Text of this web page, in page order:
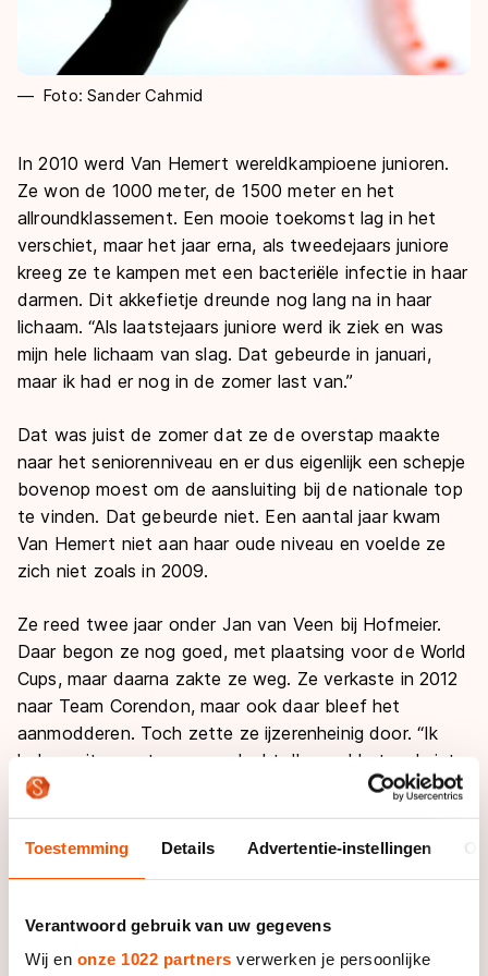
Toestemming Details Advertentie-instellingen
Verantwoord gebruik van uw gegevens
Wij en onze 1022 partners verwerken je persoonlijke
Foto: Sander Cahmid
In 2010 werd Van Hemert wereldkampioene junioren.
Ze won de 1000 meter, de 1500 meter en het
allroundklassement. Een mooie toekomst lag in het
verschiet, maar het jaar erna, als tweedejaars juniore
kreeg ze te kampen met een bacteriële infectie in haar
darmen. Dit akkefietje dreunde nog lang na in haar
lichaam. “Als laatstejaars juniore werd ik ziek en was
mijn hele lichaam van slag. Dat gebeurde in januari,
maar ik had er nog in de zomer last van.”
Dat was juist de zomer dat ze de overstap maakte
naar het seniorenniveau en er dus eigenlijk een schepje
bovenop moest om de aansluiting bij de nationale top
te vinden. Dat gebeurde niet. Een aantal jaar kwam
Van Hemert niet aan haar oude niveau en voelde ze
zich niet zoals in 2009.
Ze reed twee jaar onder Jan van Veen bij Hofmeier.
Daar begon ze nog goed, met plaatsing voor de World
Cups, maar daarna zakte ze weg. Ze verkaste in 2012
naar Team Corendon, maar ook daar bleef het
aanmodderen. Toch zette ze ijzerenheinig door. “Ik
heb nooit aan stoppen gedacht. Ik vond het wel niet
meer zo leuk, maar ik wist dat het er nog in zat.”
In die jaren zag Van Hemert dat andere rijdsters, van
haar voorbijreden. Zij zetten wel die stap naar de
seniorentop. “Ik vroeg me steeds af: ‘Waarom lukt dat